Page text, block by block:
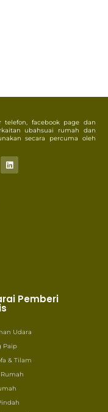
telefon, facebook page dan
ubahsuai rumah dan
secara percuma oleh
Pemberi
Udara
Paip
& Tilam